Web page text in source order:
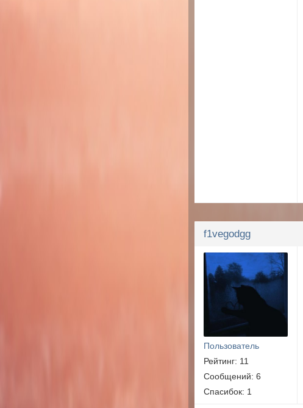
f1vegodgg
Пользователь
Рейтинг: 11
Сообщений: 6
Спасибок: 1